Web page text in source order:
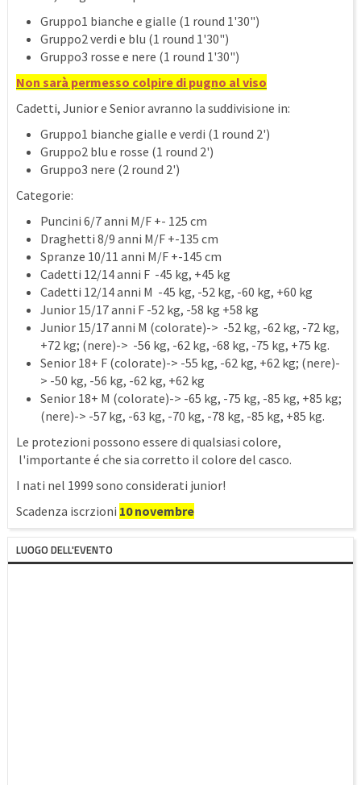
Gruppo1 bianche e gialle (1 round 1'30")
Gruppo2 verdi e blu (1 round 1'30")
Gruppo3 rosse e nere (1 round 1'30")
Non sarà permesso colpire di pugno al viso
Cadetti, Junior e Senior avranno la suddivisione in:
Gruppo1 bianche gialle e verdi (1 round 2')
Gruppo2 blu e rosse (1 round 2')
Gruppo3 nere (2 round 2')
Categorie:
Puncini 6/7 anni M/F +- 125 cm
Draghetti 8/9 anni M/F +-135 cm
Spranze 10/11 anni M/F +-145 cm
Cadetti 12/14 anni F -45 kg, +45 kg
Cadetti 12/14 anni M -45 kg, -52 kg, -60 kg, +60 kg
Junior 15/17 anni F -52 kg, -58 kg +58 kg
Junior 15/17 anni M (colorate)-> -52 kg, -62 kg, -72 kg,
+72 kg; (nere)-> -56 kg, -62 kg, -68 kg, -75 kg, +75 kg.
Senior 18+ F (colorate)-> -55 kg, -62 kg, +62 kg; (nere)-
> -50 kg, -56 kg, -62 kg, +62 kg
Senior 18+ M (colorate)-> -65 kg, -75 kg, -85 kg, +85 kg;
(nere)-> -57 kg, -63 kg, -70 kg, -78 kg, -85 kg, +85 kg.
Le protezioni possono essere di qualsiasi colore,
l'importante é che sia corretto il colore del casco.
I nati nel 1999 sono considerati junior!
Scadenza iscrzioni 10 novembre
LUOGO DELL'EVENTO